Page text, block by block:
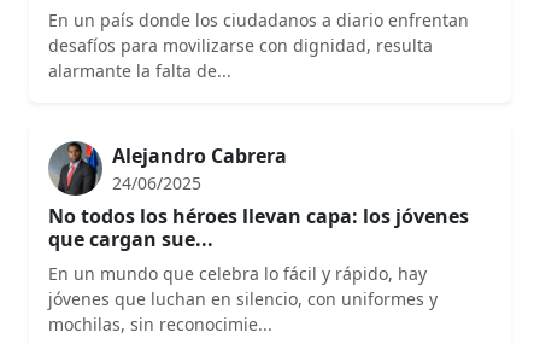
En un país donde los ciudadanos a diario enfrentan
desafíos para movilizarse con dignidad, resulta
alarmante la falta de...
Alejandro Cabrera
24/06/2025
No todos los héroes llevan capa: los jóvenes
que cargan sue...
En un mundo que celebra lo fácil y rápido, hay
jóvenes que luchan en silencio, con uniformes y
mochilas, sin reconocimie...